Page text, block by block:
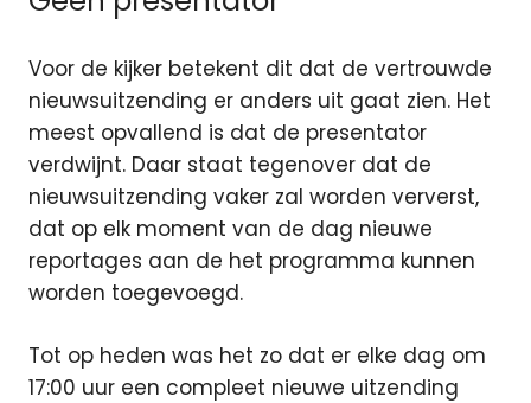
Voor de kijker betekent dit dat de vertrouwde
nieuwsuitzending er anders uit gaat zien. Het
meest opvallend is dat de presentator
verdwijnt. Daar staat tegenover dat de
nieuwsuitzending vaker zal worden ververst,
dat op elk moment van de dag nieuwe
reportages aan de het programma kunnen
worden toegevoegd.
Tot op heden was het zo dat er elke dag om
17:00 uur een compleet nieuwe uitzending